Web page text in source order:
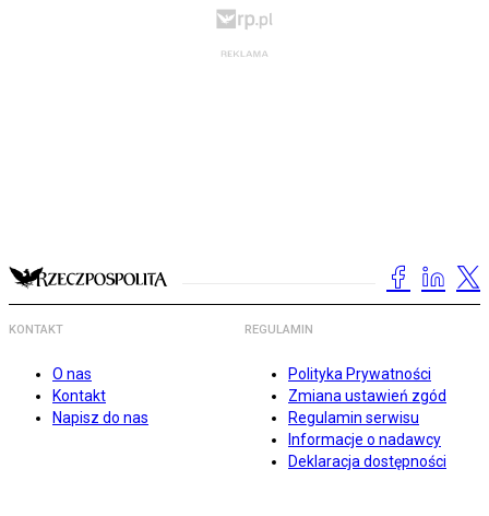
KONTAKT
O nas
Kontakt
Napisz do nas
REGULAMIN
Polityka Prywatności
Zmiana ustawień zgód
Regulamin serwisu
Informacje o nadawcy
Deklaracja dostępności